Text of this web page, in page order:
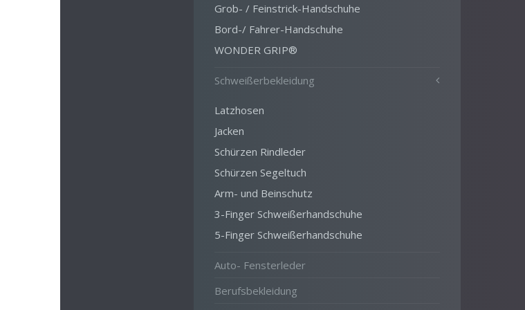
Grob- / Feinstrick-Handschuhe
Bord-/ Fahrer-Handschuhe
WONDER GRIP®
Schweißerbekleidung
Latzhosen
Jacken
Schürzen Rindleder
Schürzen Segeltuch
Arm- und Beinschutz
3-Finger Schweißerhandschuhe
5-Finger Schweißerhandschuhe
Auto- Fensterleder
Berufsbekleidung